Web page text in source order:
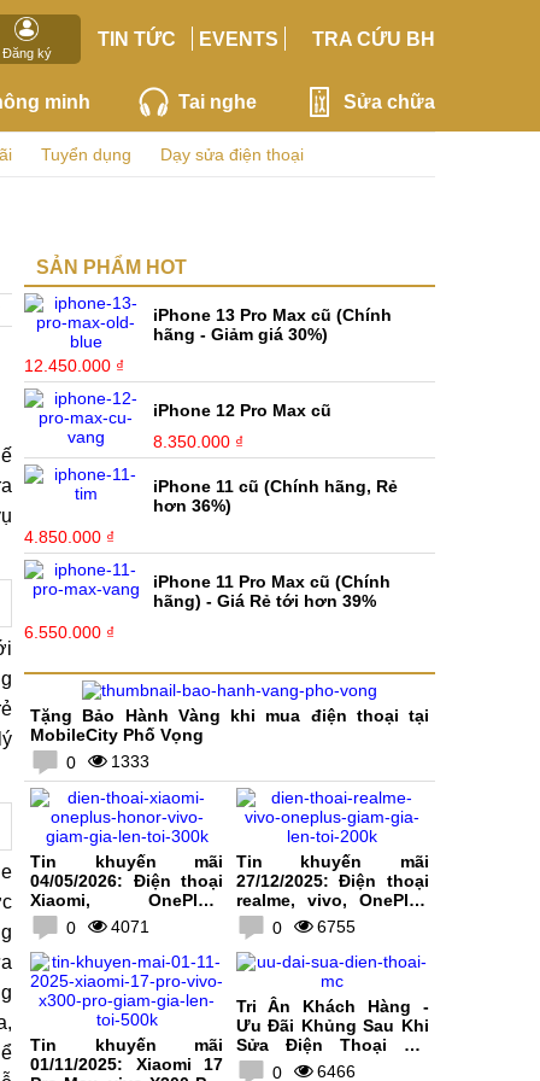
Đăng ký
TIN TỨC EVENTS TRA CỨU BH
minh Tai nghe Sửa chữa
Tuyển dụng Dạy sửa điện thoại
SẢN PHẨM HOT
iPhone 13 Pro Max cũ (Chính
hãng - Giảm giá 30%)
12.450.000 ₫
iPhone 12 Pro Max cũ
8.350.000 ₫
iPhone 11 cũ (Chính hãng, Rẻ
hơn 36%)
4.850.000 ₫
iPhone 11 Pro Max cũ (Chính
hãng) - Giá Rẻ tới hơn 39%
6.550.000 ₫
Tặng Bảo Hành Vàng khi mua điện thoại tại
MobileCity Phố Vọng
0
1333
Tin khuyến mãi
04/05/2026: Điện thoại
Xiaomi, OnePlus,
HONOR, vivo giảm giá
lên tới 300K
0 4071
Tin khuyến mãi
27/12/2025: Điện thoại
realme, vivo, OnePlus
giảm giá lên tới 200K
0 6755
Tin khuyến mãi
01/11/2025: Xiaomi 17
Tri Ân Khách Hàng -
Ưu Đãi Khủng Sau Khi
Sửa Điện Thoại Tại
MobileCity
0 6466